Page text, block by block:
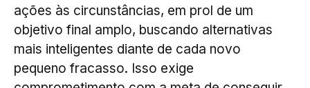
ações às circunstâncias, em prol de um
objetivo final amplo, buscando alternativas
mais inteligentes diante de cada novo
pequeno fracasso. Isso exige